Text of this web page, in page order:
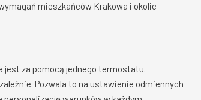
mieszkańców Krakowa i okolic
jest za pomocą jednego termostatu.
Pozwala to na ustawienie odmiennych